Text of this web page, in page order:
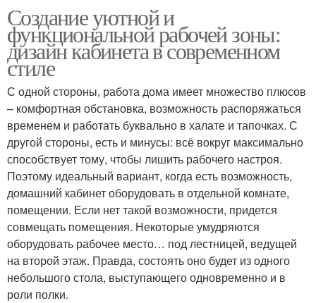
Создание уютной и
функциональной рабочей зоны:
дизайн кабинета в современном
стиле
С одной стороны, работа дома имеет множество плюсов
– комфортная обстановка, возможность распоряжаться
временем и работать буквально в халате и тапочках. С
другой стороны, есть и минусы: всё вокруг максимально
способствует тому, чтобы лишить рабочего настроя.
Поэтому идеальный вариант, когда есть возможность,
домашний кабинет оборудовать в отдельной комнате,
помещении. Если нет такой возможности, придется
совмещать помещения. Некоторые умудряются
оборудовать рабочее место… под лестницей, ведущей
на второй этаж. Правда, состоять оно будет из одного
небольшого стола, выступающего одновременно и в
роли полки.